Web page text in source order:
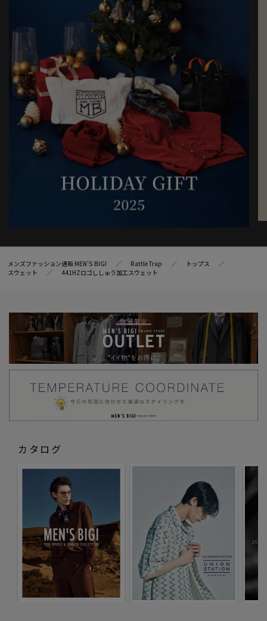
メンズファッション通販 MEN'S BIGI RattleTrap
トップス
スウェット
441HZロゴししゅう加工スウェット
カタログ